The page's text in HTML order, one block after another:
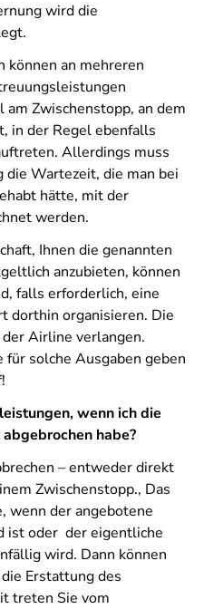
wird die
können an mehreren
Zwischenstopp, an dem
in der Regel ebenfalls
Allerdings muss
die Wartezeit, die man bei
hätte, mit der
werden.
Ihnen die genannten
anzubieten, können
falls erforderlich, eine
dorthin organisieren. Die
Airline verlangen.
für solche Ausgaben geben
wenn ich die
habe?
– entweder direkt
Zwischenstopp., Das
wenn der angebotene
ist oder der eigentliche
wird. Dann können
Erstattung des
treten Sie vom